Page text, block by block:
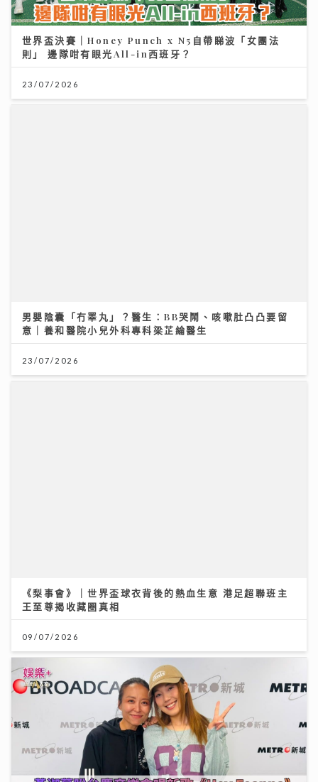
世界盃決賽｜Honey Punch x N5自帶睇波「女團法
則」 邊隊咁有眼光All-in西班牙？
23/07/2026
23/07/2026
09/07/2026